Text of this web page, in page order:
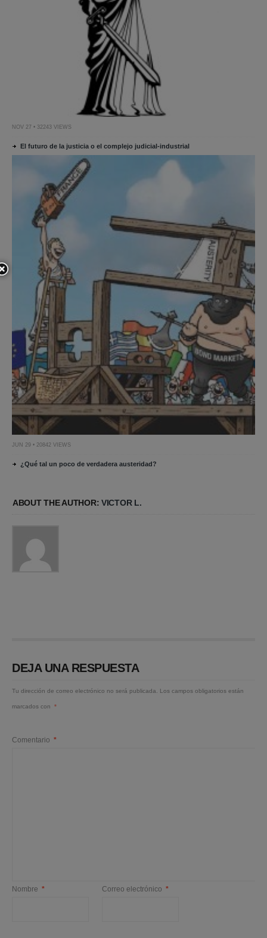
NOV 27 • 32243 VIEWS
El futuro de la justicia o el complejo judicial-industrial
JUN 29 • 20842 VIEWS
¿Qué tal un poco de verdadera austeridad?
ABOUT THE AUTHOR: VICTOR L.
DEJA UNA RESPUESTA
Tu dirección de correo electrónico no será publicada. Los campos obligatorios están
marcados con *
Comentario *
Nombre * Correo electrónico *